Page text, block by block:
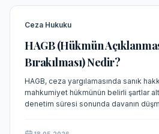
Ceza Hukuku
HAGB (Hükmün
Bırakılması) Nedir?
HAGB, ceza yargılamasında sanık
mahkumiyet hükmünün belirli şartlar
denetim süresi sonunda davanın